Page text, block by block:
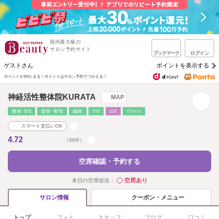
国内最大級の
サロン予約サイト
ブックマーク ログイン
ゲストさん ポイントを表示する
ポイントが1%たまる！ ポイントはサロン予約でつかえる！
神経活性整体院KURATA MAP
整体･ｶｲﾛ 接骨･整骨 鍼灸 ﾘﾗｸ ｴｽﾃ ﾘﾌﾚｯｼｭ
スマート支払いOK
4.72 （38件）
空席確認・予約する
本日の空席状況： ◯空席あり
サロン情報 クーポン・メニュー
トップ フォト スタッフ ブログ 口コミ